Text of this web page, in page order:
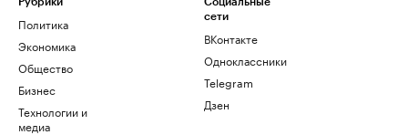
Политика
Экономика
Общество
Бизнес
Технологии и
медиа
сети
ВКонтакте
Одноклассники
Telegram
Дзен